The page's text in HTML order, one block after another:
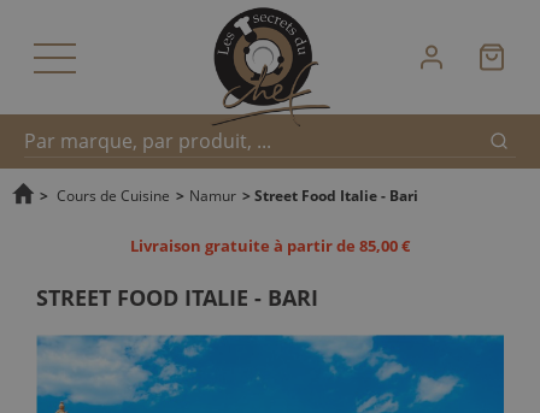
Recherche
> Cours de Cuisine > Namur > Street Food Italie - Bari
Livraison gratuite à partir de 85,00 €
STREET FOOD ITALIE - BARI